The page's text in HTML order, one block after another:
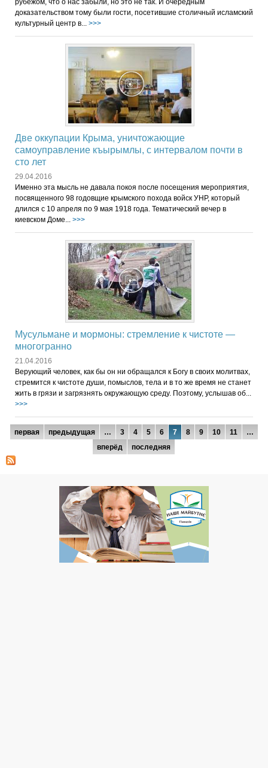
доказательством тому были гости, посетившие столичный исламский
культурный центр в... >>>
Две оккупации Крыма, уничтожающие
самоуправление къырымлы, с интервалом почти в
сто лет
29.04.2016
Именно эта мысль не давала покоя после посещения мероприятия,
посвященного 98 годовщие крымского похода войск УНР, который
длился с 10 апреля по 9 мая 1918 года. Тематический вечер в
киевском Доме... >>>
Мусульмане и мормоны: стремление к чистоте —
многогранно
21.04.2016
Верующий человек, как бы он ни обращался к Богу в своих молитвах,
стремится к чистоте души, помыслов, тела и в то же время не станет
жить в грязи и загрязнять окружающую среду. Поэтому, услышав об...
>>>
Страницы
первая предыдущая … 3 4 5 6 7 8 9 10 11
…
вперёд
последняя